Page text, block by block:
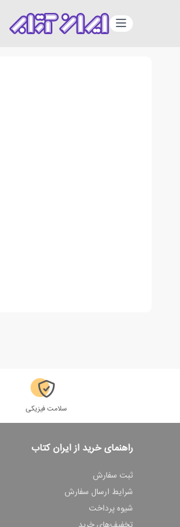
دسته‌بندی
سلامت فیزیکی
راهنمای خرید از ایران کتاب
ثبت سفارش
شرایط ارسال سفارش
شیوه پرداخت